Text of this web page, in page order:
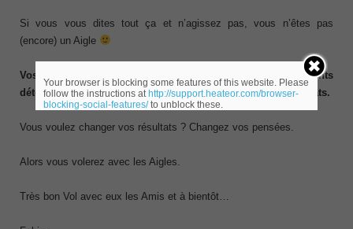
Si vous vous dites tout ça et n’agissez pas, vous n’êtes pas
(encore) un Aigle
Vos pensées déterminent vos sentiments. Vos sentiments
déterminent vos actions. Vos actions déterminent vos résultats.
Vous voulez changer vos résultats ? Changez vos pensées.
Alors vous volerez avec les Aigles.
Très bon Vol avec eux les Amis et à bientôt…
Your browser is blocking some features of this website. Please
follow the instructions at http://support.heateor.com/browser-
blocking-social-features/to unblock these.